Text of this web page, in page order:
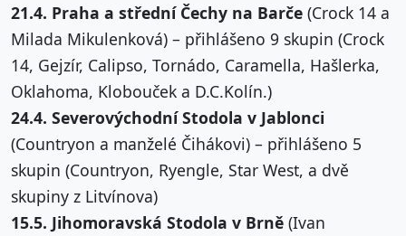
21.4. Praha a střední Čechy na Barče (Crock 14 a
Milada Mikulenková) – přihlášeno 9 skupin (Crock
14, Gejzír, Calipso, Tornádo, Caramella, Hašlerka,
Oklahoma, Klobouček a D.C.Kolín.)
24.4. Severovýchodní Stodola v Jablonci
(Countryon a manželé Čihákovi) – přihlášeno 5
skupin (Countryon, Ryengle, Star West, a dvě
skupiny z Litvínova)
15.5. Jihomoravská Stodola v Brně (Ivan